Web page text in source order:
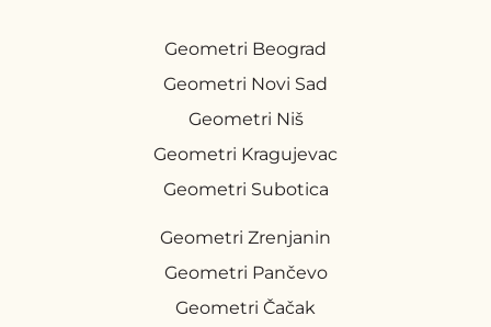
Geometri Beograd
Geometri Novi Sad
Geometri Niš
Geometri Kragujevac
Geometri Subotica
Geometri Zrenjanin
Geometri Pančevo
Geometri Čačak